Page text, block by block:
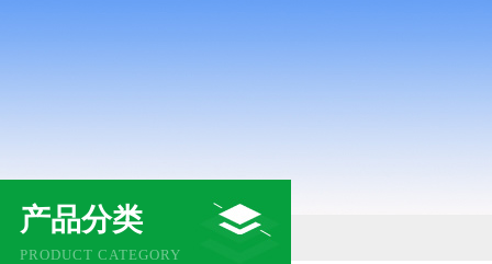
产品分类
PRODUCT CATEGORY